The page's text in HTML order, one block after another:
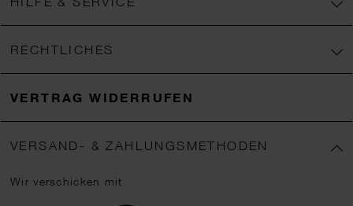
RECHTLICHES
VERTRAG WIDERRUFEN
VERSAND- & ZAHLUNGSMETHODEN
Wir verschicken mit